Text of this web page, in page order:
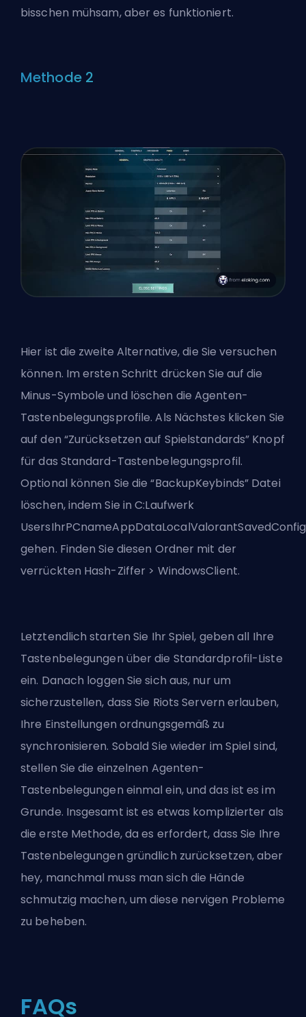
bisschen mühsam, aber es funktioniert.
Methode 2
Hier ist die zweite Alternative, die Sie versuchen
können. Im ersten Schritt drücken Sie auf die
Minus-Symbole und löschen die Agenten-
Tastenbelegungsprofile. Als Nächstes klicken Sie
auf den “Zurücksetzen auf Spielstandards” Knopf
für das Standard-Tastenbelegungsprofil.
Optional können Sie die “BackupKeybinds” Datei
löschen, indem Sie in C:Laufwerk
UsersIhrPCnameAppDataLocalValorantSavedConfig
gehen. Finden Sie diesen Ordner mit der
verrückten Hash-Ziffer > WindowsClient.
Letztendlich starten Sie Ihr Spiel, geben all Ihre
Tastenbelegungen über die Standardprofil-Liste
ein. Danach loggen Sie sich aus, nur um
sicherzustellen, dass Sie Riots Servern erlauben,
Ihre Einstellungen ordnungsgemäß zu
synchronisieren. Sobald Sie wieder im Spiel sind,
stellen Sie die einzelnen Agenten-
Tastenbelegungen einmal ein, und das ist es im
Grunde. Insgesamt ist es etwas komplizierter als
die erste Methode, da es erfordert, dass Sie Ihre
Tastenbelegungen gründlich zurücksetzen, aber
hey, manchmal muss man sich die Hände
schmutzig machen, um diese nervigen Probleme
zu beheben.
FAQs